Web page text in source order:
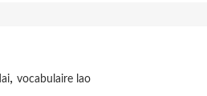
, vocabulaire lao